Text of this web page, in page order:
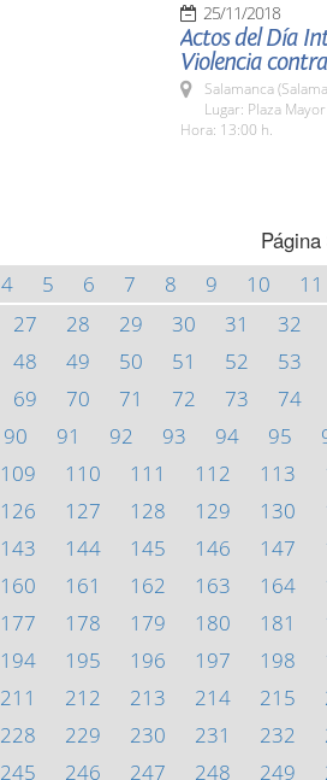
25/11/2018
Actos del Día
Violencia
Salamanca
Lugar: Plaza Mayor
Hora: 13:00 h.
Página
4 5 6 7 8 9 10 11
27 28 29 30 31 32
48 49 50 51 52 53
69 70 71 72 73 74
90 91 92 93 94 95
109 110 111 112 113
126 127 128 129 130
143 144 145 146 147
160 161 162 163 164
177 178 179 180 181
194 195 196 197 198
211 212 213 214 215
228 229 230 231 232
245 246 247 248 249